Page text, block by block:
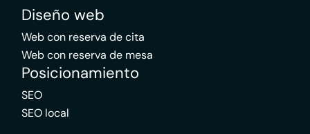
Diseño web
Web con reserva de cita
Web con reserva de mesa
Posicionamiento
SEO
SEO local